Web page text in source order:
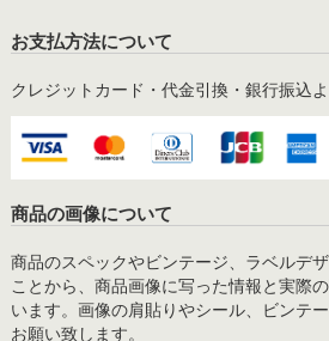
お支払方法について
クレジットカード・代金引換・銀行振込
商品の画像について
商品のスペックやビンテージ、ラベルデ
ことから、商品画像に写った情報と実際
います。画像の肩貼りやシール、ビンテ
お願い致します。